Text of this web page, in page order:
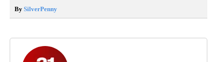
By SilverPenny